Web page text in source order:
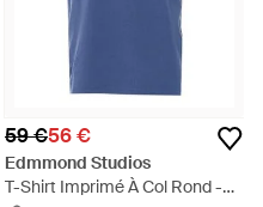
59 €56 €
Edmmond Studios
T-Shirt Imprimé À Col Rond -